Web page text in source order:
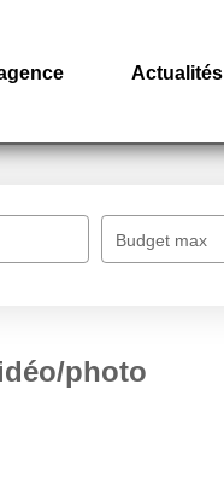
Actualités
Budget max
photo